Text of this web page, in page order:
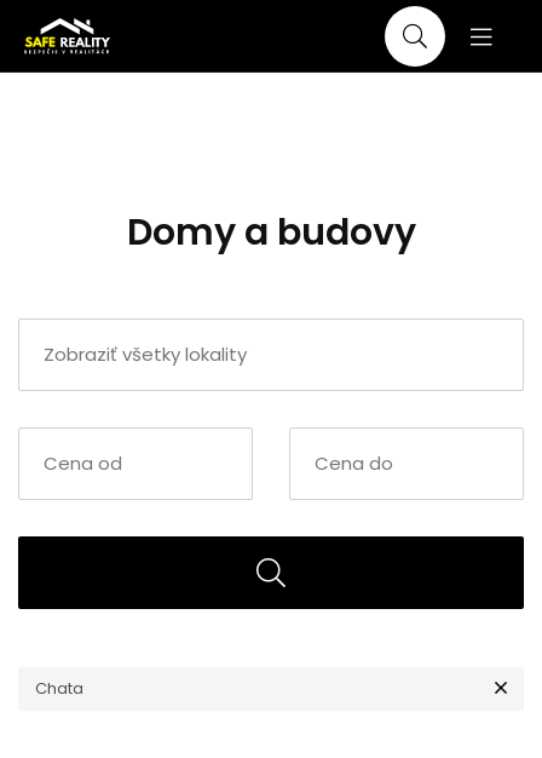
Domy a budovy
Chata